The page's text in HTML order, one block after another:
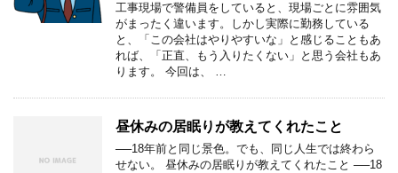
工事現場で警備員をしていると、現場ごとに雰囲気
がまったく違います。しかし実際に勤務している
と、「この会社はやりやすいな」と感じることもあ
れば、「正直、もう入りたくない」と思う会社もあ
ります。 今回は、 …
昼休みの居眠りが教えてくれたこと
──18年前と同じ景色。でも、同じ人生では終わら
せない。 昼休みの居眠りが教えてくれたこと ──18